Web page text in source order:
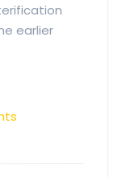
earlier